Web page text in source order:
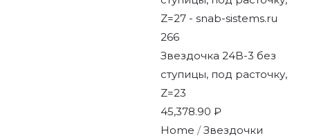
Звездочка 24B-3 без
ступицы, под расточку,
Z=23
45,378.90₽
Home /Звездочки